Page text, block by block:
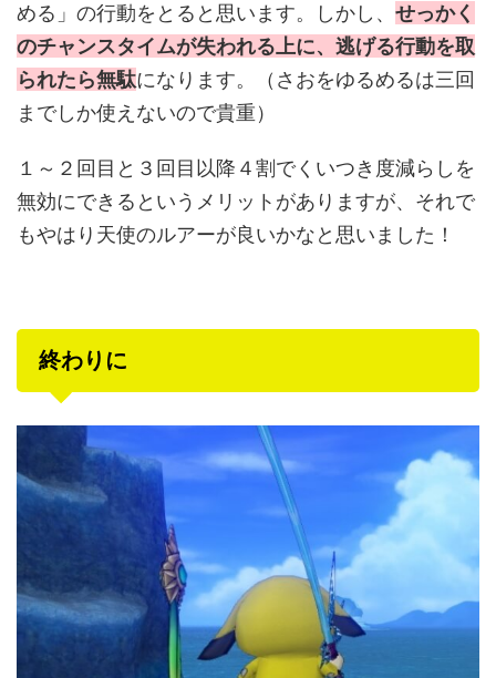
める」の行動をとると思います。しかし、 せっかく
のチャンスタイムが失われる上に、逃げる行動を取
られたら無駄になります。（さおをゆるめるは三回
までしか使えないので貴重）
１～２回目と３回目以降４割でくいつき度減らしを
無効にできるというメリットがありますが、それで
もやはり天使のルアーが良いかなと思いました！
終わりに